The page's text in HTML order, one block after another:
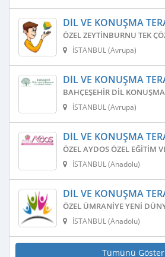
DIL VE KONUŞMA
ÖZEL ZEYTINBURNU TEK
İSTANBUL (Avrupa)
DIL VE KONUŞMA
BAHÇEŞEHIR DIL
İSTANBUL (Avrupa)
DIL VE KONUŞMA
ÖZEL AYDOS ÖZEL EĞITIM
İSTANBUL (Anadolu)
DIL VE KONUŞMA
ÖZEL ÜMRANIYE YENI
İSTANBUL (Anadolu)
Tümünü Göster